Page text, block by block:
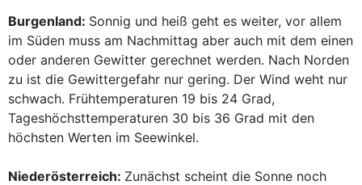
Burgenland: Sonnig und heiß geht es weiter, vor allem
im Süden muss am Nachmittag aber auch mit dem einen
oder anderen Gewitter gerechnet werden. Nach Norden
zu ist die Gewittergefahr nur gering. Der Wind weht nur
schwach. Frühtemperaturen 19 bis 24 Grad,
Tageshöchsttemperaturen 30 bis 36 Grad mit den
höchsten Werten im Seewinkel.
Niederösterreich: Zunächst scheint die Sonne noch